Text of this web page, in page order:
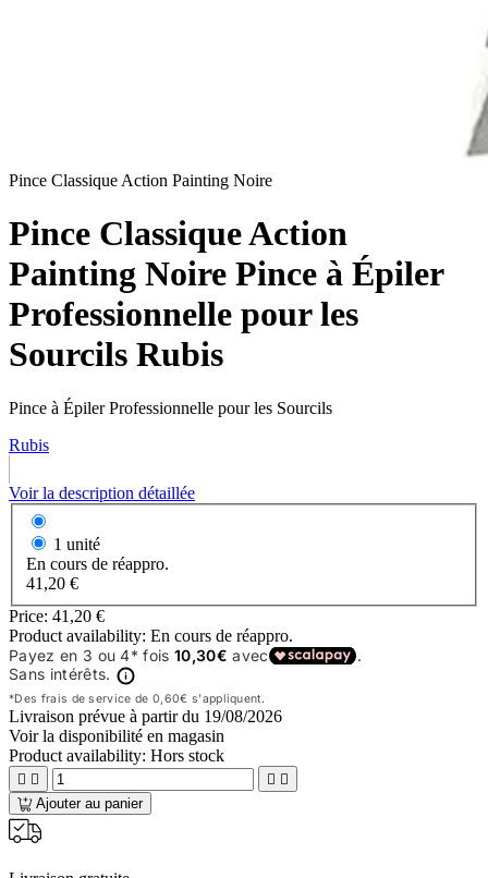
Pince Classique Action Painting Noire
Pince Classique Action
Painting Noire Pince à Épiler
Professionnelle pour les
Sourcils Rubis
Pince à Épiler Professionnelle pour les Sourcils
Rubis
Voir la description détaillée
1 unité
En cours de réappro.
41,20 €
Price: 41,20 €
Product availability: En cours de réappro.
Livraison prévue à partir du 19/08/2026
Voir la disponibilité en magasin
Product availability: Hors stock
   
Ajouter au panier